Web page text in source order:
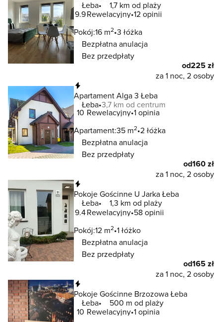
Łeba
1,7 km od plaży
9.9Rewelacyjny 12 opinii
Pokój:16 m2 3 łóżka
Bezpłatna anulacja
Bez przedpłaty
od225 zł
za 1 noc, 2 osoby
Apartament Alga 3 Łeba
Łeba 3,7 km od centrum
10 Rewelacyjny 1 opinia
Apartament:35 m2 2 łóżka
Bezpłatna anulacja
Bez przedpłaty
od160 zł
za 1 noc, 2 osoby
Pokoje Gościnne U Jarka Łeba
Łeba
1,3 km od plaży
9.4Rewelacyjny 58 opinii
Pokój:12 m2 1 łóżko
Bezpłatna anulacja
Bez przedpłaty
od165 zł
za 1 noc, 2 osoby
Pokoje Gościnne Brzozowa Łeba
Łeba
500 m od plaży
10 Rewelacyjny 1 opinia